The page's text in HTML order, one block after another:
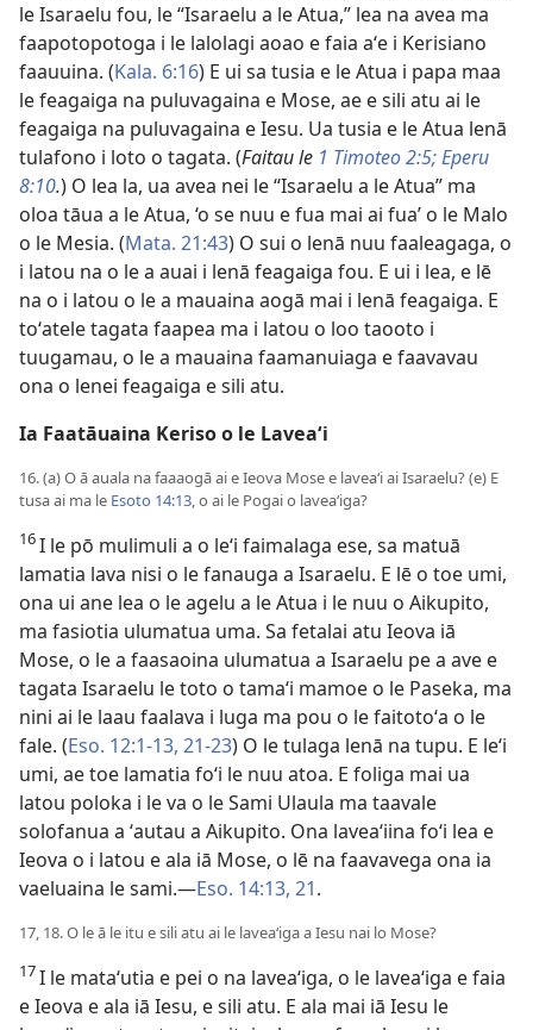
le Isaraelu fou, le “Isaraelu a le Atua,” lea na avea ma
faapotopotoga i le lalolagi aoao e faia aʻe i Kerisiano
faauuina. (Kala. 6:16) E ui sa tusia e le Atua i papa maa
le feagaiga na puluvagaina e Mose, ae e sili atu ai le
feagaiga na puluvagaina e Iesu. Ua tusia e le Atua lenā
tulafono i loto o tagata. (Faitau le 1 Timoteo 2:5;Eperu
8:10.) O lea la, ua avea nei le “Isaraelu a le Atua” ma
oloa tāua a le Atua, ‘o se nuu e fua mai ai fua’ o le Malo
o le Mesia. (Mata. 21:43) O sui o lenā nuu faaleagaga, o
i latou na o le a auai i lenā feagaiga fou. E ui i lea, e lē
na o i latou o le a mauaina aogā mai i lenā feagaiga. E
toʻatele tagata faapea ma i latou o loo taooto i
tuugamau, o le a mauaina faamanuiaga e faavavau
ona o lenei feagaiga e sili atu.
Ia Faatāuaina Keriso o le Laveaʻi
16. (a) O ā auala na faaaogā ai e Ieova Mose e laveaʻi ai Isaraelu? (e) E
tusa ai ma le Esoto 14:13, o ai le Pogai o laveaʻiga?
16I le pō mulimuli a o leʻi faimalaga ese, sa matuā
lamatia lava nisi o le fanauga a Isaraelu. E lē o toe umi,
ona ui ane lea o le agelu a le Atua i le nuu o Aikupito,
ma fasiotia ulumatua uma. Sa fetalai atu Ieova iā
Mose, o le a faasaoina ulumatua a Isaraelu pe a ave e
tagata Isaraelu le toto o tamaʻi mamoe o le Paseka, ma
nini ai le laau faalava i luga ma pou o le faitotoʻa o le
fale. (Eso. 12:1-13, 21-23) O le tulaga lenā na tupu. E leʻi
umi, ae toe lamatia foʻi le nuu atoa. E foliga mai ua
latou poloka i le va o le Sami Ulaula ma taavale
solofanua a ʻautau a Aikupito. Ona laveaʻiina foʻi lea e
Ieova o i latou e ala iā Mose, o lē na faavavega ona ia
vaeluaina le sami.—Eso. 14:13, 21.
17, 18. O le ā le itu e sili atu ai le laveaʻiga a Iesu nai lo Mose?
17I le mataʻutia e pei o na laveaʻiga, o le laveaʻiga e faia
e Ieova e ala iā Iesu, e sili atu. E ala mai iā Iesu le